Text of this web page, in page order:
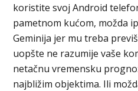
koristite svoj Android
pametnom kućom, možda
Geminija jer mu treba
uopšte ne razumije vaše
netačnu vremensku
najbližim objektima. Ili